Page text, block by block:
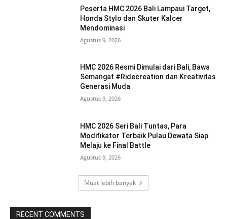
Peserta HMC 2026 Bali Lampaui Target,
Honda Stylo dan Skuter Kalcer
Mendominasi
Agustus 9, 2026
HMC 2026 Resmi Dimulai dari Bali, Bawa
Semangat #Ridecreation dan Kreativitas
Generasi Muda
Agustus 9, 2026
HMC 2026 Seri Bali Tuntas, Para
Modifikator Terbaik Pulau Dewata Siap
Melaju ke Final Battle
Agustus 9, 2026
Muat lebih banyak
RECENT COMMENTS